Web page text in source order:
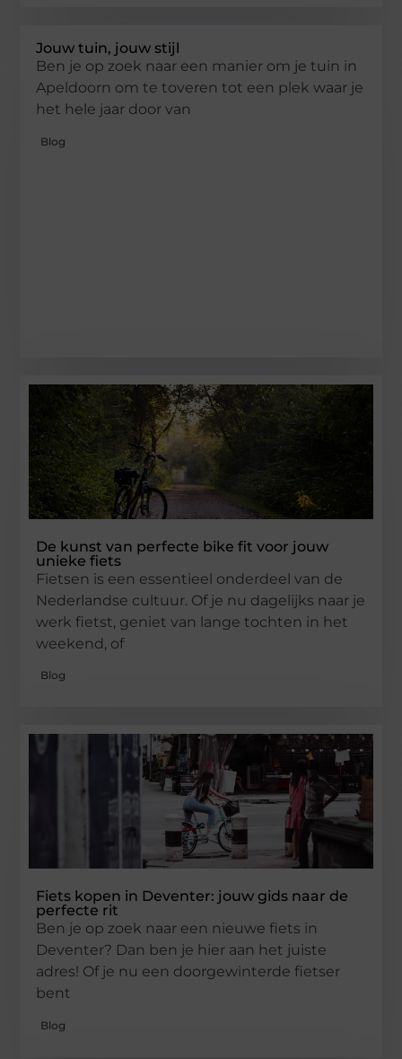
Jouw tuin, jouw stijl
Ben je op zoek naar een manier om je tuin in
Apeldoorn om te toveren tot een plek waar je
het hele jaar door van
Blog
De kunst van perfecte bike fit voor jouw
unieke fiets
Fietsen is een essentieel onderdeel van de
Nederlandse cultuur. Of je nu dagelijks naar je
werk fietst, geniet van lange tochten in het
weekend, of
Blog
Fiets kopen in Deventer: jouw gids naar de
perfecte rit
Ben je op zoek naar een nieuwe fiets in
Deventer? Dan ben je hier aan het juiste
adres! Of je nu een doorgewinterde fietser
bent
Blog